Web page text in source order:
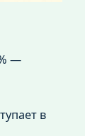
—
в